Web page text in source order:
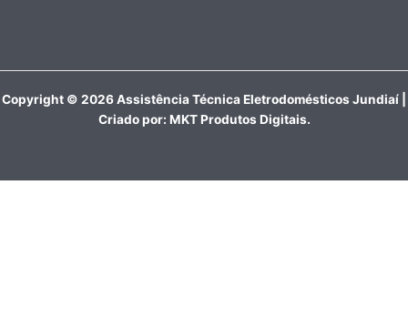
Copyright © 2026 Assistência Técnica Eletrodomésticos Jundiaí |
Criado por: MKT Produtos Digitais.